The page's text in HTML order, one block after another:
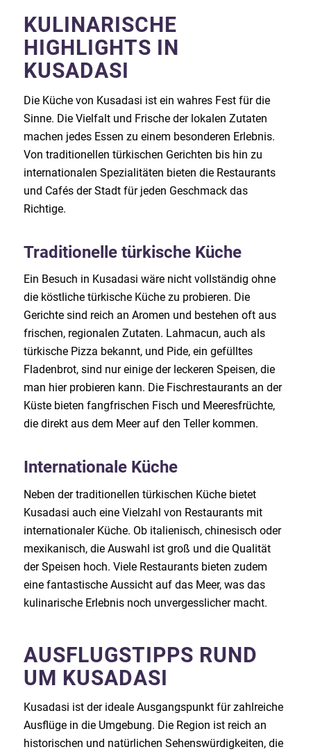
KULINARISCHE
HIGHLIGHTS IN
KUSADASI
Die Küche von Kusadasi ist ein wahres Fest für die
Sinne. Die Vielfalt und Frische der lokalen Zutaten
machen jedes Essen zu einem besonderen Erlebnis.
Von traditionellen türkischen Gerichten bis hin zu
internationalen Spezialitäten bieten die Restaurants
und Cafés der Stadt für jeden Geschmack das
Richtige.
Traditionelle türkische Küche
Ein Besuch in Kusadasi wäre nicht vollständig ohne
die köstliche türkische Küche zu probieren. Die
Gerichte sind reich an Aromen und bestehen oft aus
frischen, regionalen Zutaten. Lahmacun, auch als
türkische Pizza bekannt, und Pide, ein gefülltes
Fladenbrot, sind nur einige der leckeren Speisen, die
man hier probieren kann. Die Fischrestaurants an der
Küste bieten fangfrischen Fisch und Meeresfrüchte,
die direkt aus dem Meer auf den Teller kommen.
Internationale Küche
Neben der traditionellen türkischen Küche bietet
Kusadasi auch eine Vielzahl von Restaurants mit
internationaler Küche. Ob italienisch, chinesisch oder
mexikanisch, die Auswahl ist groß und die Qualität
der Speisen hoch. Viele Restaurants bieten zudem
eine fantastische Aussicht auf das Meer, was das
kulinarische Erlebnis noch unvergesslicher macht.
AUSFLUGSTIPPS RUND
UM KUSADASI
Kusadasi ist der ideale Ausgangspunkt für zahlreiche
Ausflüge in die Umgebung. Die Region ist reich an
historischen und natürlichen Sehenswürdigkeiten, die